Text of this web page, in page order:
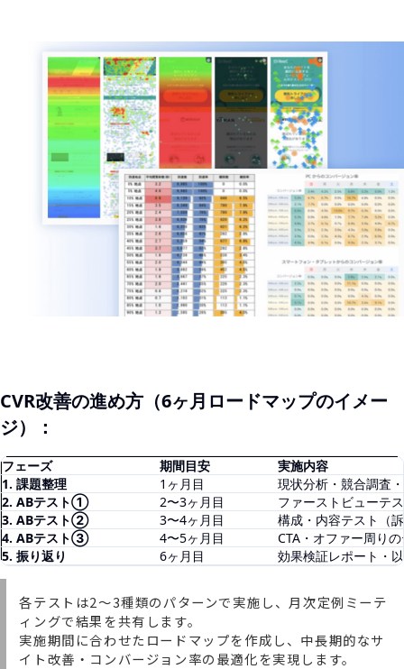
CVR改善の進め方（6ヶ月ロードマップのイメー
ジ）：
フェーズ 期間目安
実施内容
1. 課題整理
1ヶ月目
現状分析・競合調査
2. ABテスト①
2〜3ヶ月目
ファーストビューテ
3. ABテスト②
3〜4ヶ月目
構成・内容テスト（
4. ABテスト③
4〜5ヶ月目
CTA・オファー周り
5. 振り返り
6ヶ月目 効果検証レポート・
各テストは2〜3種類のパターンで実施し、月次定例ミーテ
ィングで結果を共有します。
実施期間に合わせたロードマップを作成し、中長期的なサ
イト改善・コンバージョン率の最適化を実現します。